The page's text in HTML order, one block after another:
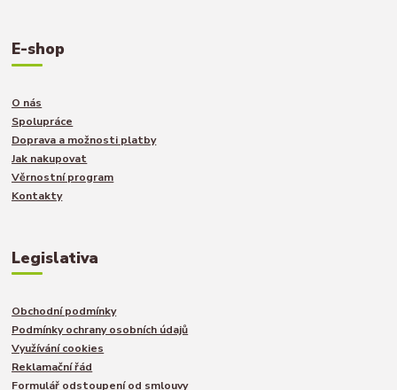
E-shop
O nás
Spolupráce
Doprava a možnosti platby
Jak nakupovat
Věrnostní program
Kontakty
Legislativa
Obchodní podmínky
Podmínky ochrany osobních údajů
Využívání cookies
Reklamační řád
Formulář odstoupení od smlouvy